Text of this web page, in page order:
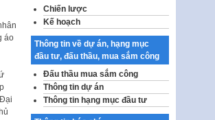
áo
lịch tư…
Sửa đổi, bổ sung một số nội
dung tại Nghị quyết số 30/NQ-
CP ngày 24 tháng 02…
Ban hành Chương trình hành
động của Chính phủ thực hiện
Nghị quyết số 02-NQ/TW ngày
17…
Chiến lược
Kế hoạch
Thông tin về dự án, hạng mục
đầu tư, đấu thầu, mua sắm công
Đấu thầu mua sắm công
Thông tin dự án
Thông tin hạng mục đầu tư